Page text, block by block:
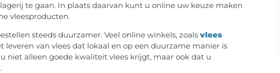
te gaan. In plaats daarvan kunt u online uw keuze maken
vleesproducten.
steeds duurzamer. Veel online winkels, zoals vlees
leveren van vlees dat lokaal en op een duurzame manier is
niet alleen goede kwaliteit vlees krijgt, maar ook dat u